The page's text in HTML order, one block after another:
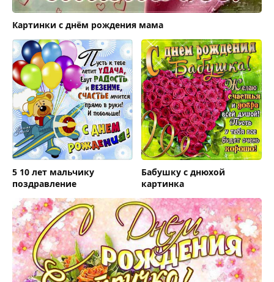
Картинки с днём рождения мама
5 10 лет мальчику
поздравление
Бабушку с днюхой
картинка